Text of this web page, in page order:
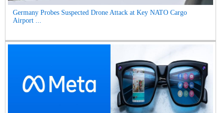
Germany Probes Suspected Drone Attack at Key NATO Cargo
Airport ...